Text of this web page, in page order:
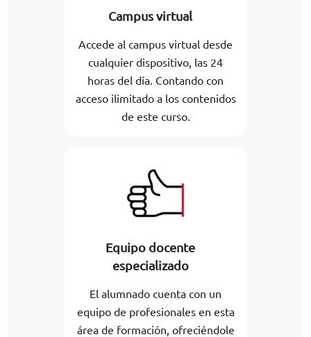
Campus virtual
Accede al campus virtual desde
cualquier dispositivo, las 24
horas del día. Contando con
acceso ilimitado a los contenidos
de este curso.
Equipo docente
especializado
El alumnado cuenta con un
equipo de profesionales en esta
área de formación, ofreciéndole